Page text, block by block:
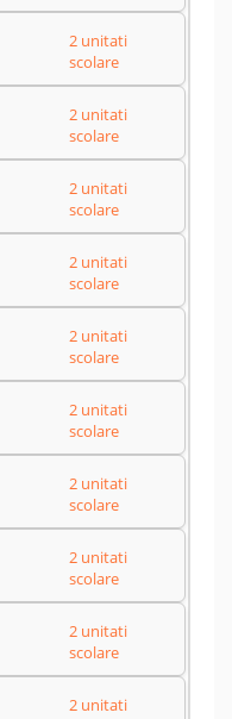
2 unitati
scolare
2 unitati
scolare
2 unitati
scolare
2 unitati
scolare
2 unitati
scolare
2 unitati
scolare
2 unitati
scolare
2 unitati
scolare
2 unitati
scolare
2 unitati